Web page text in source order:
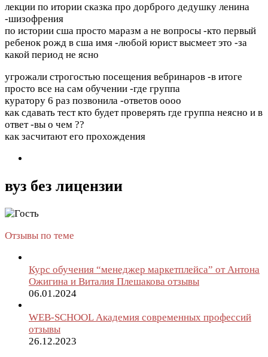
лекции по итории сказка про дорброго дедушку ленина
-шизофрения
по истории сша просто маразм а не вопросы -кто первый
ребенок рожд в сша имя -любой юрист высмеет это -за
какой период не ясно
угрожали строгостью посещения вебринаров -в итоге
просто все на сам обучении -где группа
куратору 6 раз позвонила -ответов оооо
как сдавать тест кто будет проверять где группа неясно и в
ответ -вы о чем ??
как засчитают его прохождения
вуз без лицензии
Отзывы по теме
Курс обучения “менеджер маркетплейса” от Антона
Ожигина и Виталия Плешакова отзывы
06.01.2024
WEB-SCHOOL Академия современных профессий
отзывы
26.12.2023